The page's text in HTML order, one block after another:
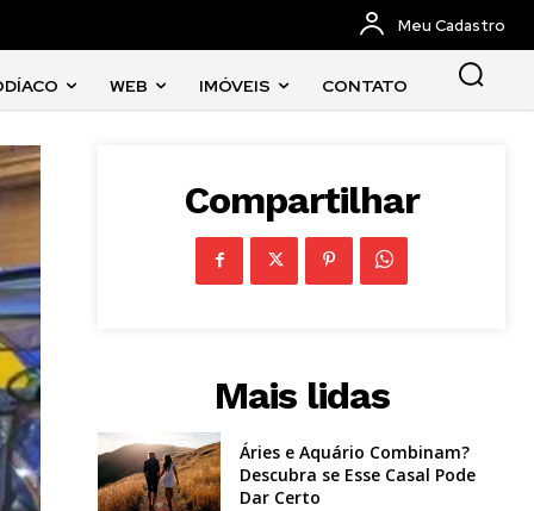
Meu Cadastro
WEB IMÓVEIS CONTATO
Compartilhar
Mais lidas
Áries e Aquário Combinam?
Descubra se Esse Casal Pode
Dar Certo